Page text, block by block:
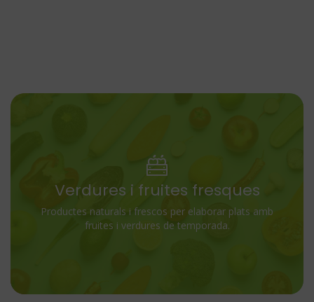
Verdures i fruites fresques
Productes naturals i frescos per elaborar plats amb
fruites i verdures de temporada.